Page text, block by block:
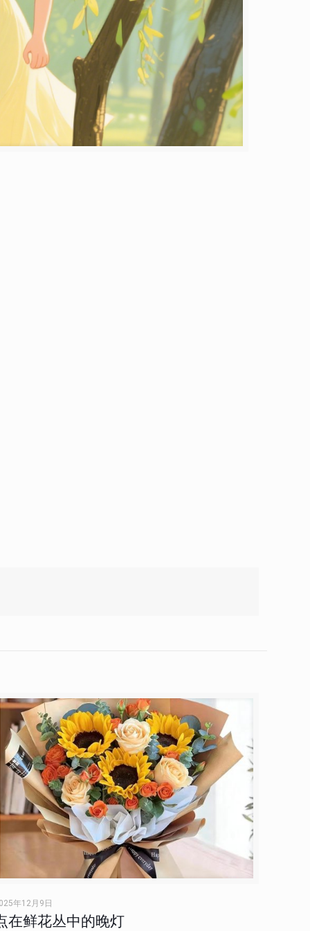
年12月9日
在鲜花丛中的晚灯